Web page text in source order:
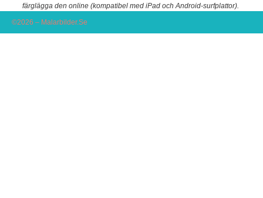
färglägga den online (kompatibel med iPad och Android-surfplattor).
©2026 – Malarbilder.Se